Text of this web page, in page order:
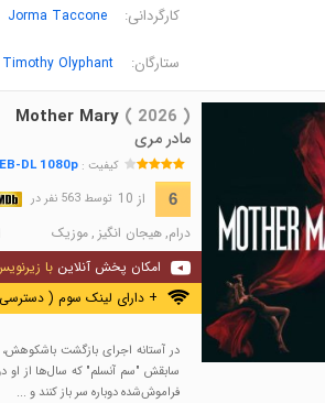
کارگردانی:Jorma Taccone
ستارگان:Timothy Olyphant
Mother Mary( 2026 )
مادر مری
کیفیت :DL 1080p
6 از 10 توسط 563 نفر در
درام,هیجان انگیز ,موزیک
امکان پخش آنلاین با
+ دارای لینک سوم (
در آستانه اجرای بازگشت
سابقش "سم آنسلم" که سال‌ها از او
فراموش‌شده دوباره سر باز کنند و ...